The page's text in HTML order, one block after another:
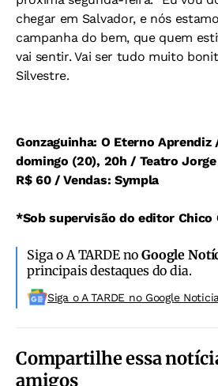
chegar em Salvador, e nós
campanha do bem, que quem
vai sentir. Vai ser tudo muito
Silvestre.
Gonzaguinha: O Eterno Aprendiz
domingo (20), 20h / Teatro
R$ 60 / Vendas: Sympla
*Sob supervisão do editor Chico
Siga o A TARDE noGoogle
principais destaques do dia.
Siga o A TARDE no Google
Compartilhe essa
amigos